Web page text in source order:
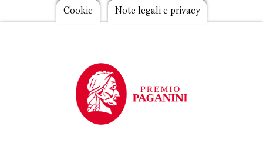
Footer
Cookie Note legali e privacy